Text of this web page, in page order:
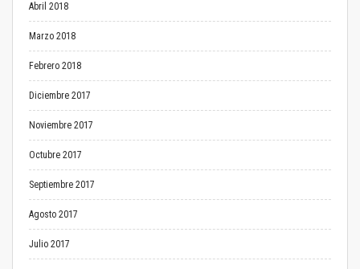
Abril 2018
Marzo 2018
Febrero 2018
Diciembre 2017
Noviembre 2017
Octubre 2017
Septiembre 2017
Agosto 2017
Julio 2017